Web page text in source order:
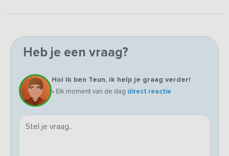
Heb je een vraag?
Hoi ik ben Teun, ik help je graag verder!
• Elk moment van de dag direct reactie